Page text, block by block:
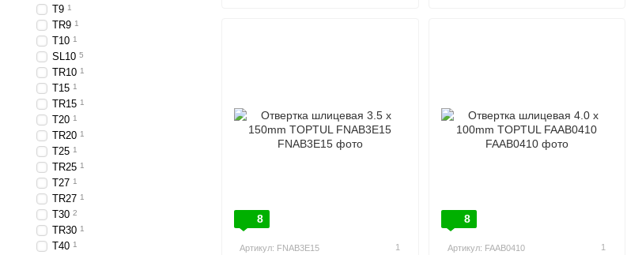
8
Артикул: FNAB3E15 1
8
Артикул: FAAB0410 1
T9 1
TR9 1
T10 1
SL10 5
TR10 1
T15 1
TR15 1
T20 1
TR20 1
T25 1
TR25 1
T27 1
TR27 1
T30 2
TR30 1
T40 1